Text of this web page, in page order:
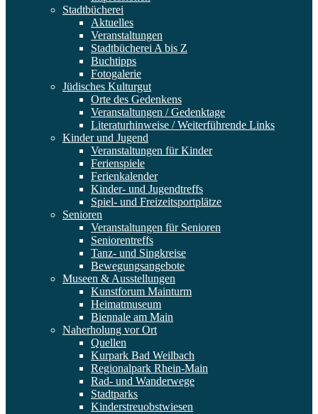
Stadtbücherei
Aktuelles
Veranstaltungen
Stadtbücherei A bis Z
Buchtipps
Fotogalerie
Jüdisches Kulturgut
Orte des Gedenkens
Veranstaltungen / Gedenktage
Literaturhinweise / Weiterführende Links
Kinder und Jugend
Veranstaltungen für Kinder
Ferienspiele
Ferienkalender
Kinder- und Jugendtreffs
Spiel- und Freizeitsportplätze
Senioren
Veranstaltungen für Senioren
Seniorentreffs
Tanz- und Singkreise
Bewegungsangebote
Museen & Ausstellungen
Kunstforum Mainturm
Heimatmuseum
Biennale am Main
Naherholung vor Ort
Quellen
Kurpark Bad Weilbach
Regionalpark Rhein-Main
Rad- und Wanderwege
Stadtparks
Kinderstreuobstwiesen